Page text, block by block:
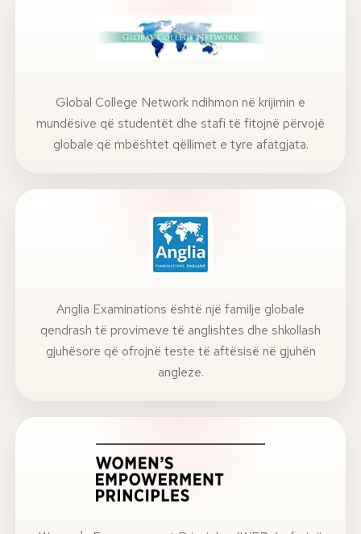
Global College Network ndihmon në krijimin e
mundësive që studentët dhe stafi të fitojnë përvojë
globale që mbështet qëllimet e tyre afatgjata.
Anglia Examinations është një familje globale
qendrash të provimeve të anglishtes dhe shkollash
gjuhësore që ofrojnë teste të aftësisë në gjuhën
angleze.